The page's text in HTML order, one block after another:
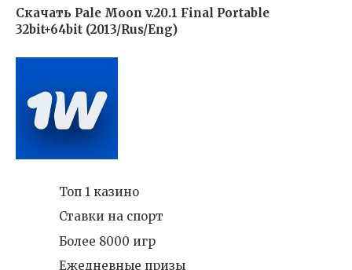
Скачать Pale Moon v.20.1 Final Portable
32bit+64bit (2013/Rus/Eng)
Топ 1 казино
Ставки на спорт
Более 8000 игр
Ежедневные призы